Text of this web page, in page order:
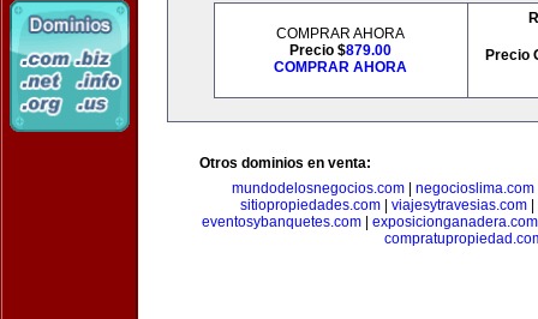
COMPRAR AHORA
Precio $879.00
COMPRAR AHORA
Precio
Otros dominios en venta:
mundodelosnegocios.com| negocioslima.com
sitiopropiedades.com| viajesytravesias.com|
eventosybanquetes.com| exposicionganadera.com